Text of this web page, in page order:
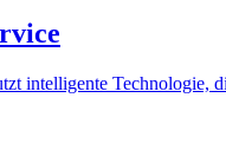
intelligente Technologie,